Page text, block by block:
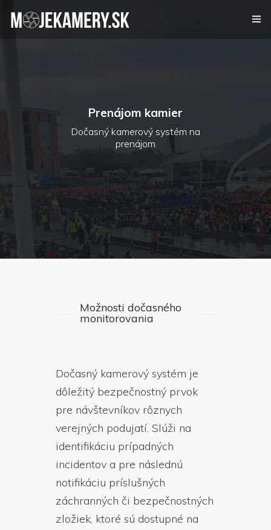
Referencie
Kontakt
Prenájom kamier
Dočasný kamerový systém na
prenájom
Možnosti dočasného
monitorovania
Dočasný kamerový systém je
dôležitý bezpečnostný prvok
pre návštevníkov rôznych
verejných podujatí. Slúži na
identifikáciu prípadných
incidentov a pre následnú
notifikáciu príslušných
záchranných či bezpečnostných
zložiek, ktoré sú dostupné na